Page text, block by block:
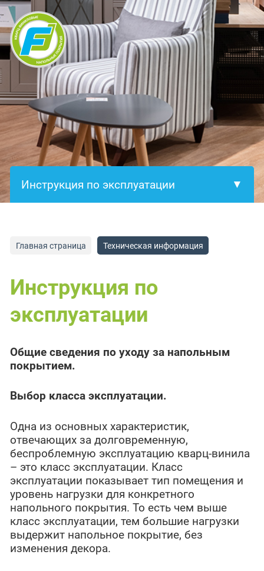
Главная страница Техническая информация
Инструкция по
эксплуатации
Общие сведения по уходу за напольным
покрытием.
Выбор класса эксплуатации.
Одна из основных характеристик,
отвечающих за долговременную,
беспроблемную эксплуатацию кварц-винила
– это класс эксплуатации. Класс
эксплуатации показывает тип помещения и
уровень нагрузки для конкретного
напольного покрытия. То есть чем выше
класс эксплуатации, тем большие нагрузки
выдержит напольное покрытие, без
изменения декора.
×